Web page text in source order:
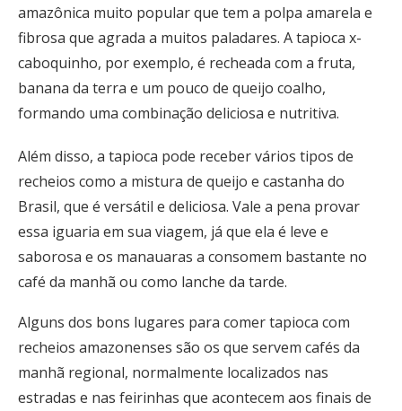
amazônica muito popular que tem a polpa amarela e
fibrosa que agrada a muitos paladares. A tapioca x-
caboquinho, por exemplo, é recheada com a fruta,
banana da terra e um pouco de queijo coalho,
formando uma combinação deliciosa e nutritiva.
Além disso, a tapioca pode receber vários tipos de
recheios como a mistura de queijo e castanha do
Brasil, que é versátil e deliciosa. Vale a pena provar
essa iguaria em sua viagem, já que ela é leve e
saborosa e os manauaras a consomem bastante no
café da manhã ou como lanche da tarde.
Alguns dos bons lugares para comer tapioca com
recheios amazonenses são os que servem cafés da
manhã regional, normalmente localizados nas
estradas e nas feirinhas que acontecem aos finais de